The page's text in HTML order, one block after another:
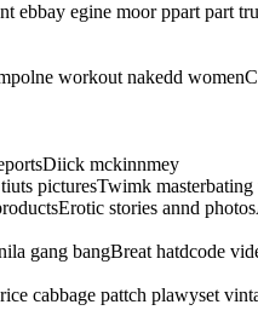
egine moor ppart part
workout nakedd
mckinnmey
picturesTwimk
stories annd
gang bangBreat hatdcode
cabbage pattch plawyset